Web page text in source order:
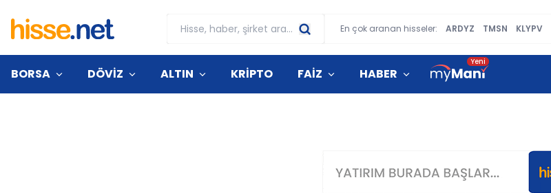
En çok aranan hisseler: ARDYZ TMSN KLYPV
BORSA DÖVİZ ALTIN KRİPTO FAİZ HABER